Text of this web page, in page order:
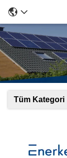
Tüm Kategori